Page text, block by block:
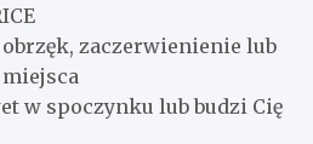
zaczerwienienie lub
w spoczynku lub budzi Cię